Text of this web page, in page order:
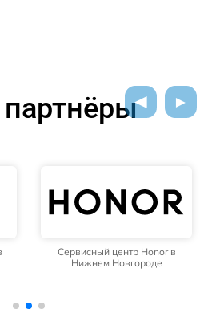
Сервисный центр Samsung в
Нижнем Новгороде